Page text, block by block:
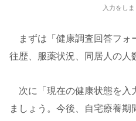
入力をしま
まずは「健康調査回答フォ
往歴、服薬状況、同居人の人
次に「現在の健康状態を入
ましょう。今後、自宅療養